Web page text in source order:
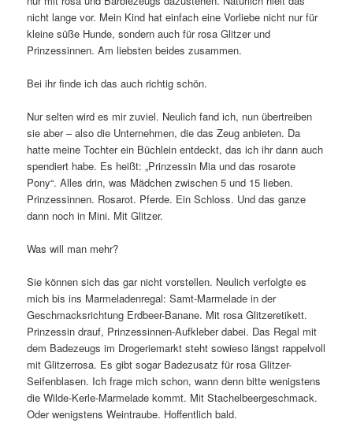
nicht lange vor. Mein Kind hat einfach eine Vorliebe nicht nur für
kleine süße Hunde, sondern auch für rosa Glitzer und
Prinzessinnen. Am liebsten beides zusammen.
Bei ihr finde ich das auch richtig schön.
Nur selten wird es mir zuviel. Neulich fand ich, nun übertreiben
sie aber – also die Unternehmen, die das Zeug anbieten. Da
hatte meine Tochter ein Büchlein entdeckt, das ich ihr dann auch
spendiert habe. Es heißt: „Prinzessin Mia und das rosarote
Pony“. Alles drin, was Mädchen zwischen 5 und 15 lieben.
Prinzessinnen. Rosarot. Pferde. Ein Schloss. Und das ganze
dann noch in Mini. Mit Glitzer.
Was will man mehr?
Sie können sich das gar nicht vorstellen. Neulich verfolgte es
mich bis ins Marmeladenregal: Samt-Marmelade in der
Geschmacksrichtung Erdbeer-Banane. Mit rosa Glitzeretikett.
Prinzessin drauf, Prinzessinnen-Aufkleber dabei. Das Regal mit
dem Badezeugs im Drogeriemarkt steht sowieso längst rappelvoll
mit Glitzerrosa. Es gibt sogar Badezusatz für rosa Glitzer-
Seifenblasen. Ich frage mich schon, wann denn bitte wenigstens
die Wilde-Kerle-Marmelade kommt. Mit Stachelbeergeschmack.
Oder wenigstens Weintraube. Hoffentlich bald.